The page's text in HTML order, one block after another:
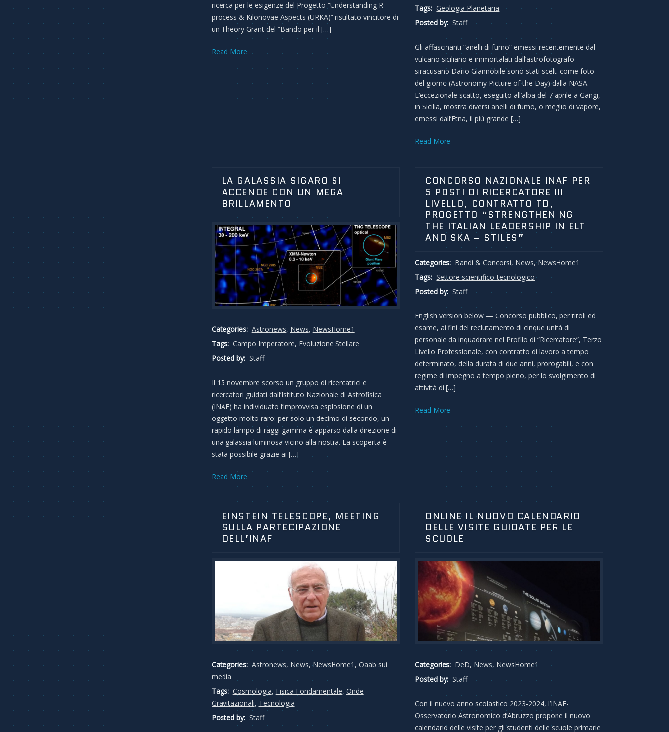
ricerca per le esigenze del Progetto “Understanding R-
process & Kilonovae Aspects (URKA)” risultato vincitore di
un Theory Grant del “Bando per il […]
Read More
Tags: Geologia Planetaria
Posted by: Staff
Gli affascinanti “anelli di fumo” emessi recentemente dal
vulcano siciliano e immortalati dall’astrofotografo
siracusano Dario Giannobile sono stati scelti come foto
del giorno (Astronomy Picture of the Day) dalla NASA.
L’eccezionale scatto, eseguito all’alba del 7 aprile a Gangi,
in Sicilia, mostra diversi anelli di fumo, o meglio di vapore,
emessi dall’Etna, il più grande […]
Read More
LA GALASSIA SIGARO SI
ACCENDE CON UN MEGA
BRILLAMENTO
Categories: Astronews, News, NewsHome1
Tags: Campo Imperatore, Evoluzione Stellare
Posted by: Staff
Il 15 novembre scorso un gruppo di ricercatrici e
ricercatori guidati dall’Istituto Nazionale di Astrofisica
(INAF) ha individuato l’improvvisa esplosione di un
oggetto molto raro: per solo un decimo di secondo, un
rapido lampo di raggi gamma è apparso dalla direzione di
una galassia luminosa vicino alla nostra. La scoperta è
stata possibile grazie ai […]
Read More
CONCORSO NAZIONALE INAF PER
5 POSTI DI RICERCATORE III
LIVELLO, CONTRATTO TD,
PROGETTO “STRENGTHENING
THE ITALIAN LEADERSHIP IN ELT
AND SKA – STILES”
Categories: Bandi & Concorsi, News,NewsHome1
Tags: Settore scientifico-tecnologico
Posted by: Staff
English version below — Concorso pubblico, per titoli ed
esame, ai fini del reclutamento di cinque unità di
personale da inquadrare nel Profilo di “Ricercatore”, Terzo
Livello Professionale, con contratto di lavoro a tempo
determinato, della durata di due anni, prorogabili, e con
regime di impegno a tempo pieno, per lo svolgimento di
attività di […]
Read More
EINSTEIN TELESCOPE, MEETING
SULLA PARTECIPAZIONE
DELL’INAF
Categories: Astronews, News,NewsHome1 ,Oaab sui
media
Tags: Cosmologia, Fisica Fondamentale, Onde
Gravitazionali, Tecnologia
Posted by: Staff
ONLINE IL NUOVO CALENDARIO
DELLE VISITE GUIDATE PER LE
SCUOLE
Categories: DeD, News, NewsHome1
Posted by: Staff
Con il nuovo anno scolastico 2023-2024, l’INAF-
Osservatorio Astronomico d’Abruzzo propone il nuovo
calendario delle visite per gli studenti delle scuole primarie